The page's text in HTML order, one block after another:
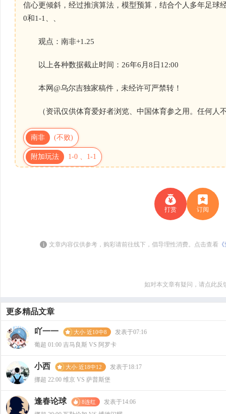
信心更倾斜，经过推演算法，模型预算，结合个人多年足球
0和1-1、、
观点：南非+1.25
以上各种数据截止时间：26年6月8日12:00
本网@乌尔吉独家稿件，未经许可严禁转！
（资讯仅供体育爱好者浏览、中国体育参之用。任何人
南非 (不败)
附加玩法 1-0 、1-1
打赏 订阅
i 文章内容仅供参考，购彩请前往线下，倡导理性消费。点击查看
如对本文章有疑问，请点此反
更多精品文章
吖一一 大小·近10中8
发表于07:16
葡超 01:00 吉马良斯 VS 阿罗卡
小西 大小·近18中12
发表于18:17
挪超 22:00 维京 VS 萨普斯堡
逢春论球 8连红
发表于14:06